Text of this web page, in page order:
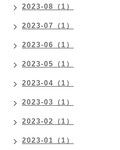
2023-08（1）
2023-07（1）
2023-06（1）
2023-05（1）
2023-04（1）
2023-03（1）
2023-02（1）
2023-01（1）